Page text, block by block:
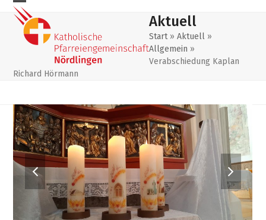
Skip
content
Mobiles
Menu
Mobiles
Menu
schließen
Aktuell
Start»Aktuell »
Allgemein »
Verabschiedung Kaplan
Richard Hörmann
previous
slide
next
slide